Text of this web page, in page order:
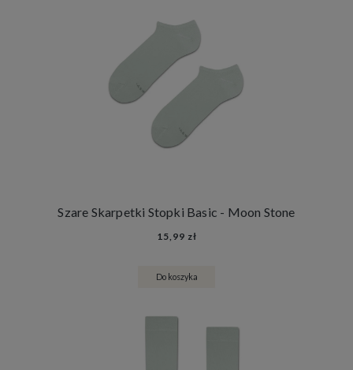
Szare Skarpetki Stopki Basic - Moon Stone
15,99 zł
Do koszyka